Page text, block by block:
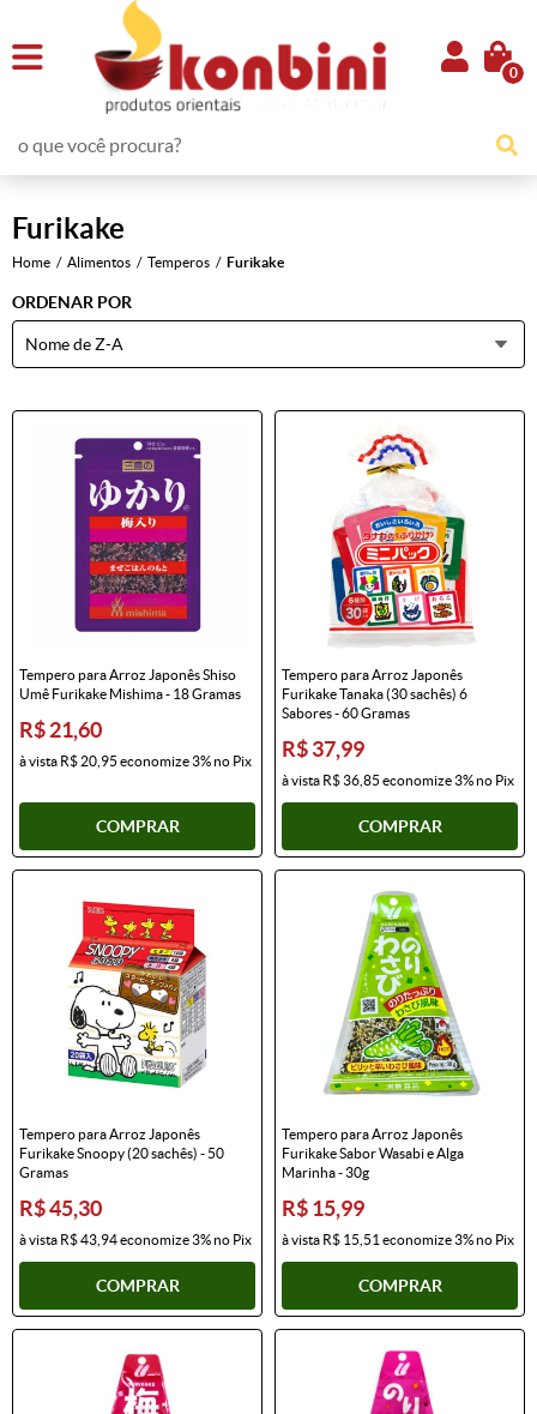
0
Furikake
Home Alimentos Temperos Furikake
ORDENAR POR
Nome de Z-A
Tempero para Arroz Japonês Shiso
Umê Furikake Mishima - 18 Gramas
R$ 21,60
à vista R$ 20,95 economize3%no Pix
COMPRAR
Tempero para Arroz Japonês
Furikake Tanaka (30 sachês) 6
Sabores - 60 Gramas
R$ 37,99
à vista R$ 36,85 economize3%no Pix
COMPRAR
Tempero para Arroz Japonês
Furikake Snoopy (20 sachês) - 50
Gramas
R$ 45,30
à vista R$ 43,94economize3%no Pix
COMPRAR
Tempero para Arroz Japonês
Furikake Sabor Wasabi e Alga
Marinha - 30g
R$ 15,99
à vista R$ 15,51 economize3%no Pix
COMPRAR